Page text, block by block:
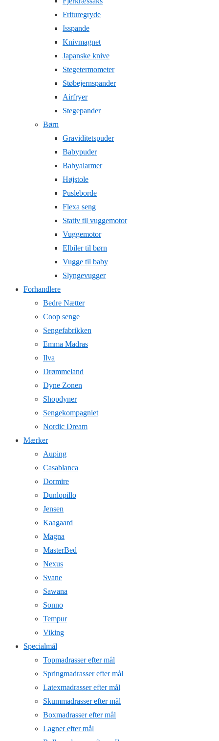
Frituregryde
Isspande
Knivmagnet
Japanske knive
Stegetermometer
Støbejernspander
Airfryer
Stegepander
Børn
Graviditetspuder
Babypuder
Babyalarmer
Højstole
Pusleborde
Flexa seng
Stativ til vuggemotor
Vuggemotor
Elbiler til børn
Vugge til baby
Slyngevugger
Forhandlere
Bedre Nætter
Coop senge
Sengefabrikken
Emma Madras
Ilva
Drømmeland
Dyne Zonen
Shopdyner
Sengekompagniet
Nordic Dream
Mærker
Auping
Casablanca
Dormire
Dunlopillo
Jensen
Kaagaard
Magna
MasterBed
Nexus
Svane
Sawana
Sonno
Tempur
Viking
Specialmål
Topmadrasser efter mål
Springmadrasser efter mål
Latexmadrasser efter mål
Skummadrasser efter mål
Boxmadrasser efter mål
Lagner efter mål